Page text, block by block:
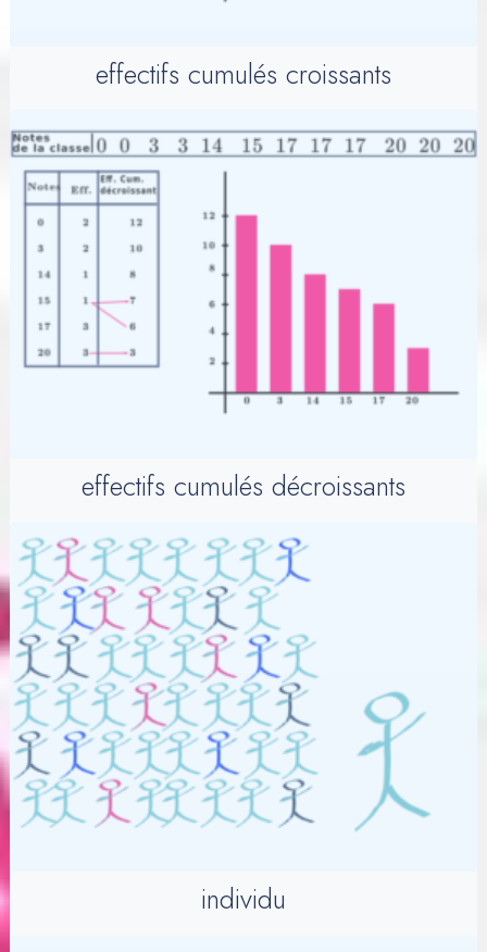
effectifs cumulés croissants
effectifs cumulés décroissants
individu